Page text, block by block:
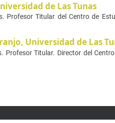
de Las Tunas
Profesor Titular del Centro de
Universidad de Las
Profesor Titular. Director del